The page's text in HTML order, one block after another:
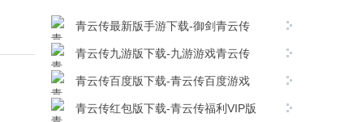
青云传最新版手游下载-御剑青云传
v17.8.0安卓版下载
青云传九游版下载-九游游戏青云传
v17.8.0安卓版下载
青云传百度版下载-青云传百度游戏
v17.8.0安卓版下载
青云传红包版下载-青云传福利VIP版